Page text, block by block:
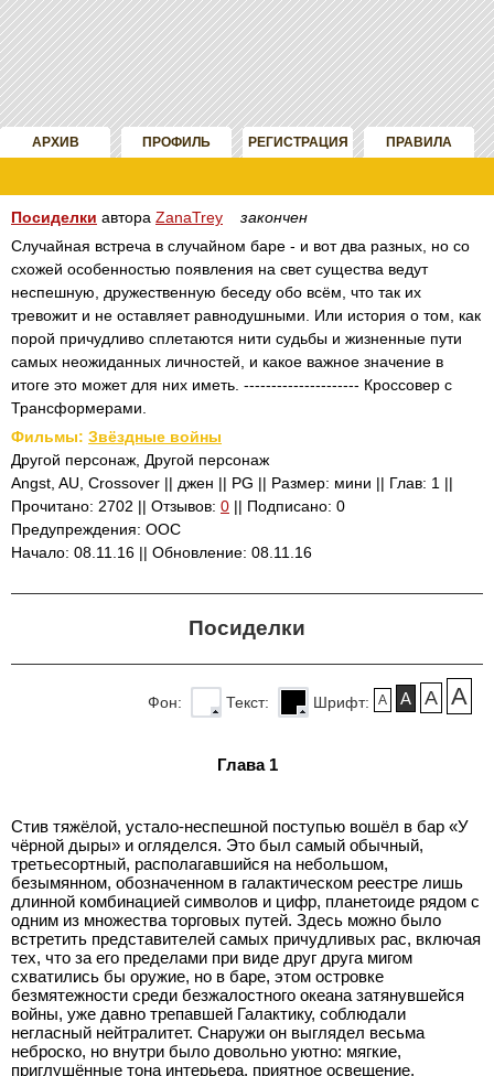
АРХИВ ПРОФИЛЬ РЕГИСТРАЦИЯ ПРАВИЛА
Посиделки автора ZanaTrey
закончен
Случайная встреча в случайном баре - и вот два разных, но со
схожей особенностью появления на свет существа ведут
неспешную, дружественную беседу обо всём, что так их
тревожит и не оставляет равнодушными. Или история о том, как
порой причудливо сплетаются нити судьбы и жизненные пути
самых неожиданных личностей, и какое важное значение в
итоге это может для них иметь. --------------------- Кроссовер с
Трансформерами.
Фильмы: Звёздные войны
Другой персонаж, Другой персонаж
Angst, AU, Crossover || джен || PG || Размер: мини || Глав: 1 ||
Прочитано: 2702 || Отзывов: 0 || Подписано: 0
Предупреждения: ООС
Начало: 08.11.16 || Обновление: 08.11.16
Посиделки
A A A A
Шрифт:
Текст:
Фон:
Глава 1
Стив тяжёлой, устало-неспешной поступью вошёл в бар «У
чёрной дыры» и огляделся. Это был самый обычный,
третьесортный, располагавшийся на небольшом,
безымянном, обозначенном в галактическом реестре лишь
длинной комбинацией символов и цифр, планетоиде рядом с
одним из множества торговых путей. Здесь можно было
встретить представителей самых причудливых рас, включая
тех, что за его пределами при виде друг друга мигом
схватились бы оружие, но в баре, этом островке
безмятежности среди безжалостного океана затянувшейся
войны, уже давно трепавшей Галактику, соблюдали
негласный нейтралитет. Снаружи он выглядел весьма
неброско, но внутри было довольно уютно: мягкие,
приглушённые тона интерьера, приятное освещение,